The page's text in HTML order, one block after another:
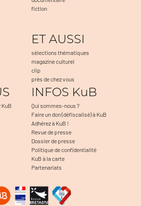
fiction
ET AUSSI
sélections thématiques
magazine culturel
clip
près de chez vous
INFOS KuB
Qui sommes-nous ?
Faire un don (défiscalisé) à KuB
Adhérez à KuB !
Revue de presse
Dossier de presse
Politique de confidentialité
KuB à la carte
Partenariats